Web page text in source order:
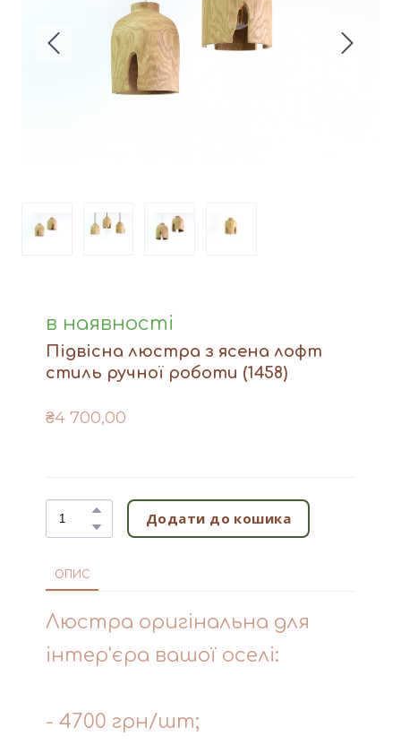
Вази
Фігури й статуетки
Догляд за виробами
в наявності
Підвісна люстра з ясена лофт
стиль ручної роботи (1458)
₴4 700,00
Додати до кошика
ОПИС
Люстра оригінальна для
інтер'єра вашої оселі:
- 4700 грн/шт;